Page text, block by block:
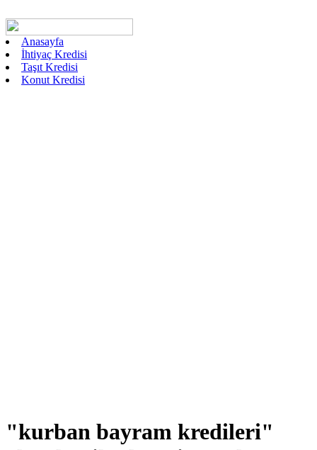
Anasayfa
İhtiyaç Kredisi
Taşıt Kredisi
Konut Kredisi
"kurban bayram kredileri"